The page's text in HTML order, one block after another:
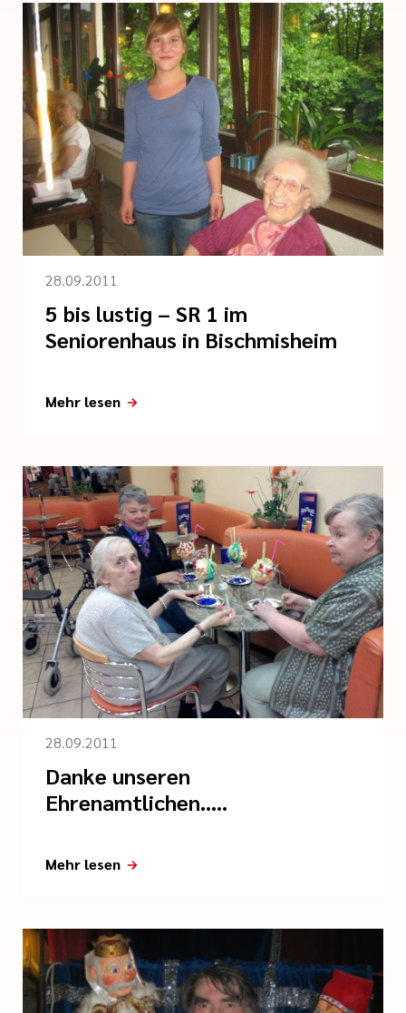
28.09.2011
5 bis lustig – SR 1 im
Seniorenhaus in Bischmisheim
Mehr lesen
28.09.2011
Danke unseren
Ehrenamtlichen.....
Mehr lesen